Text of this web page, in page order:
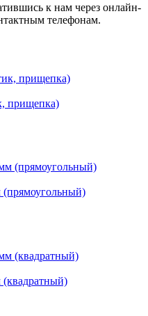
к нам через онлайн-
телефонам.
прищепка)
(прямоугольный)
(квадратный)